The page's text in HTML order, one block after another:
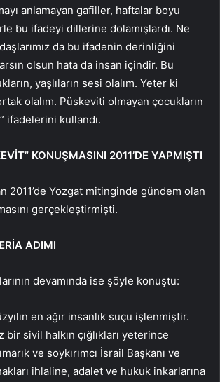
anlamayan gafiller, haftalar boyu
bu ifadeyi dillerine dolamışlardı. Ne
da bu ifadenin derinliğini
olsun hata da insan içindir. Bu
yaşlıların sesi olalım. Yeter ki
olalım. Püskeviti olmayan çocukların
ifadelerini kullandı.
KONUŞMASINI 2011’DE YAPMIŞTI
2011’de Yozgat mitinginde gündem olan
gerçekleştirmişti.
ADIMI
devamında ise şöyle konuştu:
en ağır insanlık suçu işlenmiştir.
bir sivil halkın çığlıkları yeterince
ve soykırımcı İsrail Başkanı ve
ihlaline, adalet ve hukuk inkarlarına